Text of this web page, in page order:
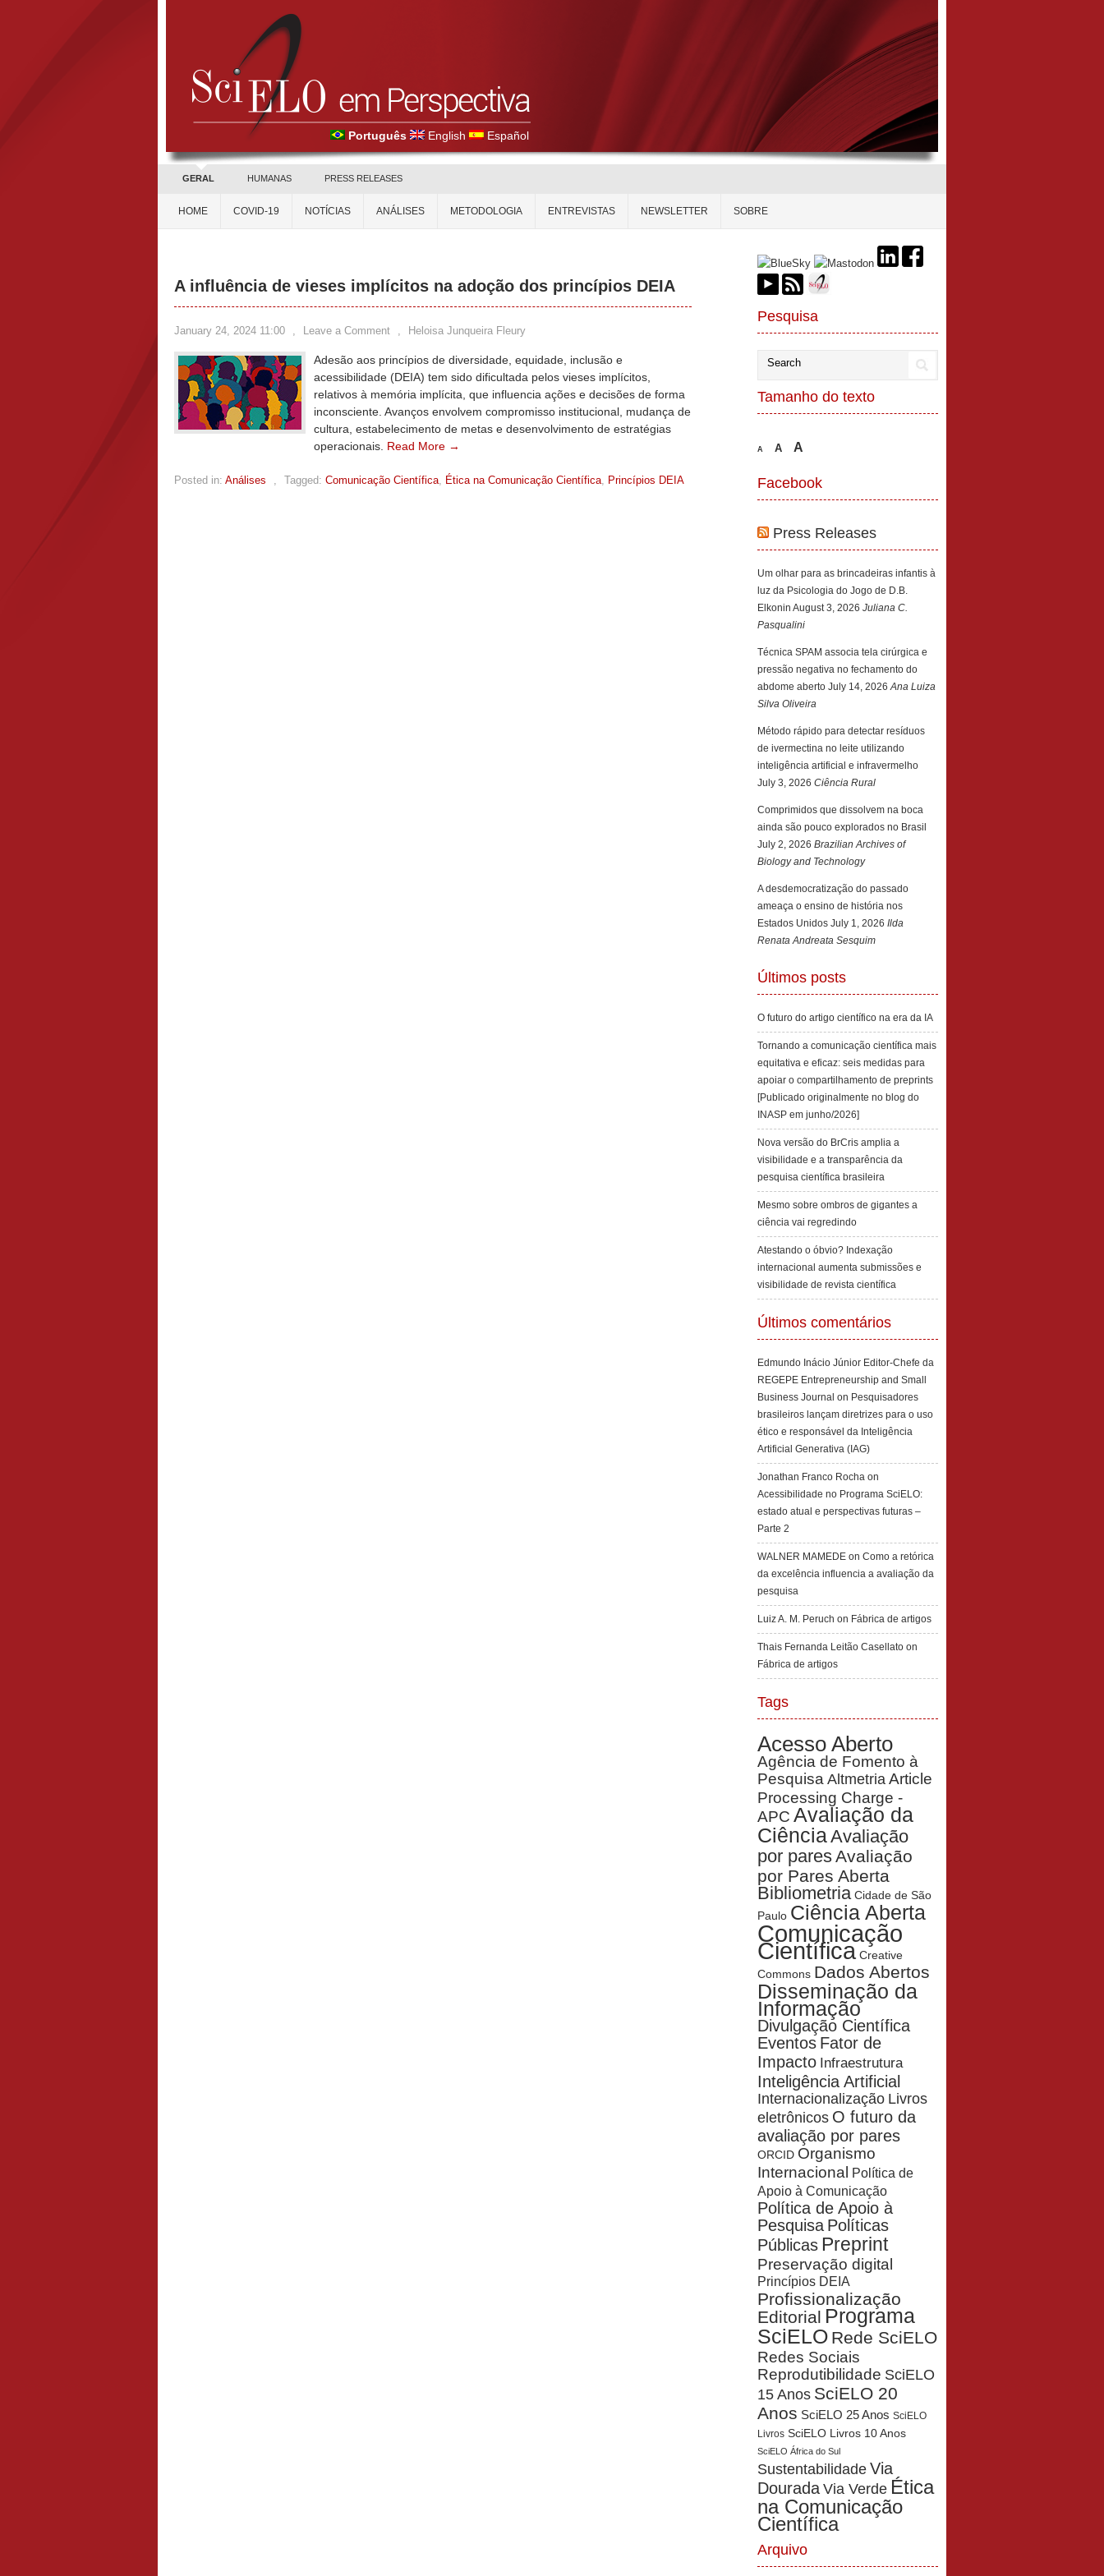
Português English Español
GERAL HUMANAS PRESS RELEASES
HOME COVID-19 NOTÍCIAS ANÁLISES METODOLOGIA ENTREVISTAS NEWSLETTER SOBRE
A influência de vieses implícitos na adoção dos princípios DEIA
January 24, 2024 11:00 , Leave a Comment , Heloisa Junqueira Fleury
Adesão aos princípios de diversidade, equidade, inclusão e
acessibilidade (DEIA) tem sido dificultada pelos vieses implícitos,
relativos à memória implícita, que influencia ações e decisões de forma
inconsciente. Avanços envolvem compromisso institucional, mudança de
cultura, estabelecimento de metas e desenvolvimento de estratégias
operacionais. Read More →
Posted in: Análises , Tagged: Comunicação Científica, Ética na Comunicação Científica, Princípios DEIA
Pesquisa
Tamanho do texto
A A A
Facebook
Press Releases
Um olhar para as brincadeiras infantis à
luz da Psicologia do Jogo de D.B.
Elkonin August 3, 2026 Juliana C.
Pasqualini
Técnica SPAM associa tela cirúrgica e
pressão negativa no fechamento do
abdome aberto July 14, 2026 Ana Luiza
Silva Oliveira
Método rápido para detectar resíduos
de ivermectina no leite utilizando
inteligência artificial e infravermelho
July 3, 2026 Ciência Rural
Comprimidos que dissolvem na boca
ainda são pouco explorados no Brasil
July 2, 2026 Brazilian Archives of
Biology and Technology
A desdemocratização do passado
ameaça o ensino de história nos
Estados Unidos July 1, 2026 Ilda
Renata Andreata Sesquim
Últimos posts
O futuro do artigo científico na era da IA
Tornando a comunicação científica mais
equitativa e eficaz: seis medidas para
apoiar o compartilhamento de preprints
[Publicado originalmente no blog do
INASP em junho/2026]
Nova versão do BrCris amplia a
visibilidade e a transparência da
pesquisa científica brasileira
Mesmo sobre ombros de gigantes a
ciência vai regredindo
Atestando o óbvio? Indexação
internacional aumenta submissões e
visibilidade de revista científica
Últimos comentários
Edmundo Inácio Júnior Editor-Chefe da
REGEPE Entrepreneurship and Small
Business Journal on Pesquisadores
brasileiros lançam diretrizes para o uso
ético e responsável da Inteligência
Artificial Generativa (IAG)
Jonathan Franco Rocha on
Acessibilidade no Programa SciELO:
estado atual e perspectivas futuras –
Parte 2
WALNER MAMEDE on Como a retórica
da excelência influencia a avaliação da
pesquisa
Luiz A. M. Peruch on Fábrica de artigos
Thais Fernanda Leitão Casellato on
Fábrica de artigos
Tags
Acesso Aberto
Agência de Fomento à
Pesquisa Altmetria Article
Processing Charge -
APC Avaliação da
CiênciaAvaliação
por paresAvaliação
por Pares Aberta
Bibliometria Cidade de São
Paulo Ciência Aberta
Comunicação
Científica Creative
Commons Dados Abertos
Disseminação da
Informação
Divulgação Científica
Eventos Fator de
Impacto Infraestrutura
Inteligência Artificial
Internacionalização Livros
eletrônicos O futuro da
avaliação por pares
ORCID Organismo
Internacional Política de
Apoio à Comunicação
Política de Apoio à
Pesquisa Políticas
Públicas Preprint
Preservação digital
Princípios DEIA
Profissionalização
Editorial Programa
SciELO Rede SciELO
Redes Sociais
Reprodutibilidade SciELO
15 Anos SciELO 20
Anos SciELO 25 Anos SciELO
Livros SciELO Livros 10 Anos
SciELO África do Sul
Sustentabilidade Via
DouradaVia Verde Ética
na Comunicação
Científica
Arquivo